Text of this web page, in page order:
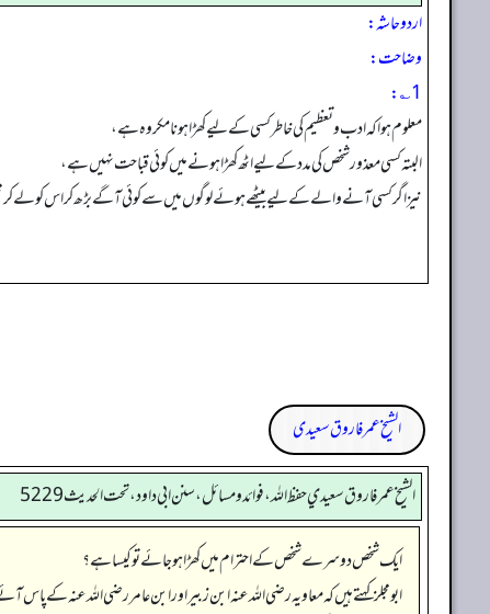
اردو حاشہ:
وضاحت:
1؎:
معلوم ہوا کہ ادب وتعظیم کی خاطرکسی کے لیے کھڑا ہونا مکروہ ہے،
البتہ کسی معذورشخص کی مدد کے لیے اٹھ کھڑا ہونے میں کوئی قباحت نہیں ہے،
نیز اگر کسی آنے والے کے لیے بیٹھے ہوئے لوگوں میں سے کوئی آگے بڑھ کر اس کو لے
الشیخ عمر فاروق سعیدی
الشيخ عمر فاروق سعيدي حفظ الله، فوائد و مسائل، سنن ابي داود ، تحت الحديث 5229
ایک شخص دوسرے شخص کے احترام میں کھڑا ہو جائے تو کیسا ہے؟
ابومجلز کہتے ہیں کہ معاویہ رضی اللہ عنہ ابن زبیر اور ابن عامر رضی اللہ عنہ کے